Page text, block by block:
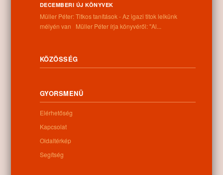
4262 Nyíracsád, Kassai u. 4.
Telefon:
Hétfő: 9:00-12:00 13:00-16:30
Kedd: 9:00-12:00 13:00-16:30
Péntek: 9:00-12:00 13:00-16:30
Vasárnap: zárva
Hírlevél
DECEMBERI ÚJ KÖNYVEK
Müller Péter: Titkos tanítások - Az igazi titok lelkünk
mélyén van Müller Péter írja könyvéről: "Al...
KÖZÖSSÉG
GYORSMENÜ
Elérhetőség
Kapcsolat
Oldaltérkép
Segítség